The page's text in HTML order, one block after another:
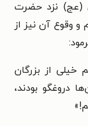
(عج) نزد حضرت
وقوع آن نیز از
از بزرگان
دروغگو بودند،